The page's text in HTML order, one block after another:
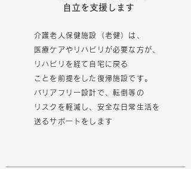
​自立を支援します
介護老人保健施設（老健）は、
医療ケアやリハビリが​必要な方が、
リハビリを経て 自宅に戻る
ことを前提をした復帰施設です。
バリアフリー設計で、転倒等の
リスク ​を軽減し、安全な日常生活を
送るサポートをします